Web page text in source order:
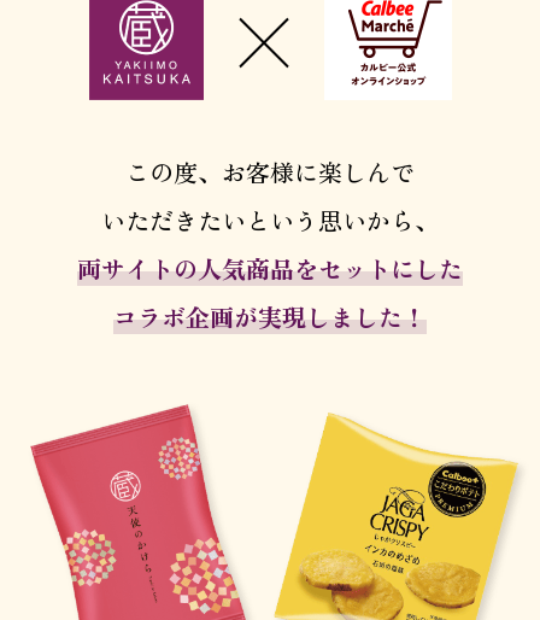
この度、お客様に楽しんで
いただきたいという思いから、
両サイトの人気商品をセットにした
コラボ企画が実現しました！